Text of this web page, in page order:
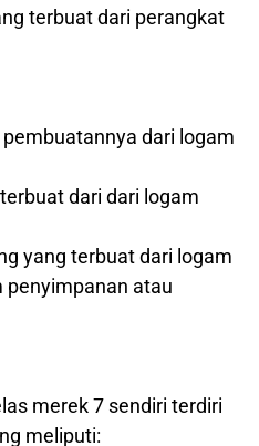
terbuat dari perangkat
dari logam
dari dari logam
yang terbuat dari logam
penyimpanan atau
merek 7 sendiri terdiri
meliputi: